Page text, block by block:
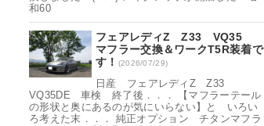
和60
フェアレディZ Z33 VQ35
マフラー交換＆ワークT5R装着で
す！ (2026/07/29)
日産 フェアレディZ Z33
VQ35DE 車検 終了後．．． 【マフラーテール
の形状と奥にあるのが気にいらない】と いろい
ろ考えた末．．． 純正オプション チタンマフラ